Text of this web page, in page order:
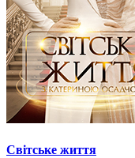
Світське життя